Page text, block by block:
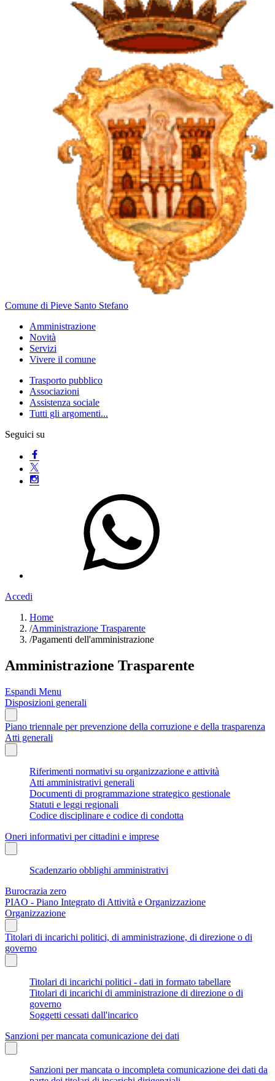
Comune di Pieve Santo Stefano
Amministrazione
Novità
Servizi
Vivere il comune
Trasporto pubblico
Associazioni
Assistenza sociale
Tutti gli argomenti...
Seguici su
Accedi
Home
/Amministrazione Trasparente
/Pagamenti dell'amministrazione
Amministrazione Trasparente
Espandi Menu
Disposizioni generali
Piano triennale per prevenzione della corruzione e della trasparenza
Atti generali
Riferimenti normativi su organizzazione e attività
Atti amministrativi generali
Documenti di programmazione strategico gestionale
Statuti e leggi regionali
Codice disciplinare e codice di condotta
Oneri informativi per cittadini e imprese
Scadenzario obblighi amministrativi
Burocrazia zero
PIAO - Piano Integrato di Attività e Organizzazione
Organizzazione
Titolari di incarichi politici, di amministrazione, di direzione o di
governo
Titolari di incarichi politici - dati in formato tabellare
Titolari di incarichi di amministrazione di direzione o di
governo
Soggetti cessati dall'incarico
Sanzioni per mancata comunicazione dei dati
Sanzioni per mancata o incompleta comunicazione dei dati da